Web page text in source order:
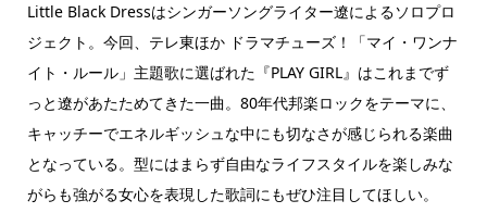
Little Black Dressはシンガーソングライター遼によるソロプロ
ジェクト。今回、テレ東ほか ドラマチューズ！「マイ・ワンナ
イト・ルール」主題歌に選ばれた『PLAY GIRL』はこれまでず
っと遼があたためてきた一曲。80年代邦楽ロックをテーマに、
キャッチーでエネルギッシュな中にも切なさが感じられる楽曲
となっている。型にはまらず自由なライフスタイルを楽しみな
がらも強がる女心を表現した歌詞にもぜひ注目してほしい。